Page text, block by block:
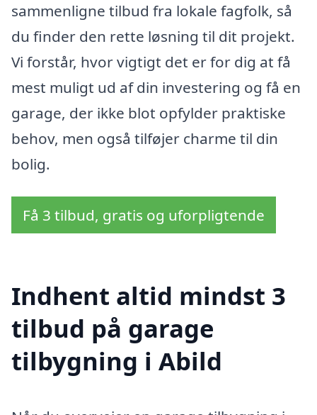
sammenligne tilbud fra lokale fagfolk, så
du finder den rette løsning til dit projekt.
Vi forstår, hvor vigtigt det er for dig at få
mest muligt ud af din investering og få en
garage, der ikke blot opfylder praktiske
behov, men også tilføjer charme til din
bolig.
Få 3 tilbud, gratis og uforpligtende
Indhent altid mindst 3
tilbud på garage
tilbygning i Abild